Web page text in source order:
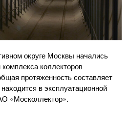
округе Москвы начались
коллекторов
протяженность составляет
в эксплуатационной
«Москоллектор».